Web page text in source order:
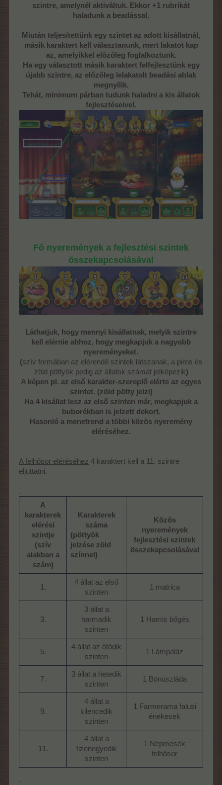
szintre, amelynél aktiváltuk. Ekkor +1 rubrikát
haladunk a beadással.
Miután teljesítettünk egy szintet az adott kisállatnál,
másik karaktert kell választanunk, mert lakatot kap
az, amelyikkel előzőleg foglalkoztunk.
Ha egy választott másik karaktert felfejlesztünk egy
újabb szintre, az előzőleg lelakatolt beadási ablak
megnyílik.
Tehát, minimum párban tudunk haladni a kis állatok
fejlesztéseivel.
Fő nyeremények a fejlesztési szintek
összekapcsolásával
Láthatjuk, hogy mennyi kisállatnak, melyik szintre
kell elérnie ahhoz, hogy megkapjuk a nagyobb
nyereményeket.
(szív formában az elérendő szintek látszanak, a piros és
zöld pöttyök pedig az állatok számát jelképezik)
A képen pl. az első karakter-szereplő elérte az egyes
szintet. (zöld pötty jelzi)
Ha 4 kisállat lesz az első szinten már, megkapjuk a
buborékban is jelzett dekort.
Hasonló a menetrend a többi közös nyeremény
eléréséhez.
A felhősor eléréséhez 4 karaktert kell a 11. szintre
eljuttatni.
.
A
karakterek
elérési
szintje
(szív
alakban a
szám)
Karakterek
száma
(pöttyök
jelzése zöld
színnel)
Közös
nyeremények
fejlesztési szintek
összekapcsolásával
1.​
4 állat az első
szinten​
1 matrica​
3.​
3 állat a
harmadik
szinten​
1 Hamis bőgés​
5.​
4 állat az ötödik
szinten​
1 Lámpaláz​
7.​
3 állat a hetedik
szinten​
1 Bónuszláda​
9.​
4 állat a
kilencedik
szinten​
1 Farmerama falusi
énekesek​
11.​
4 állat a
tizenegyedik
szinten​
1 Népmesék
felhősor​
.